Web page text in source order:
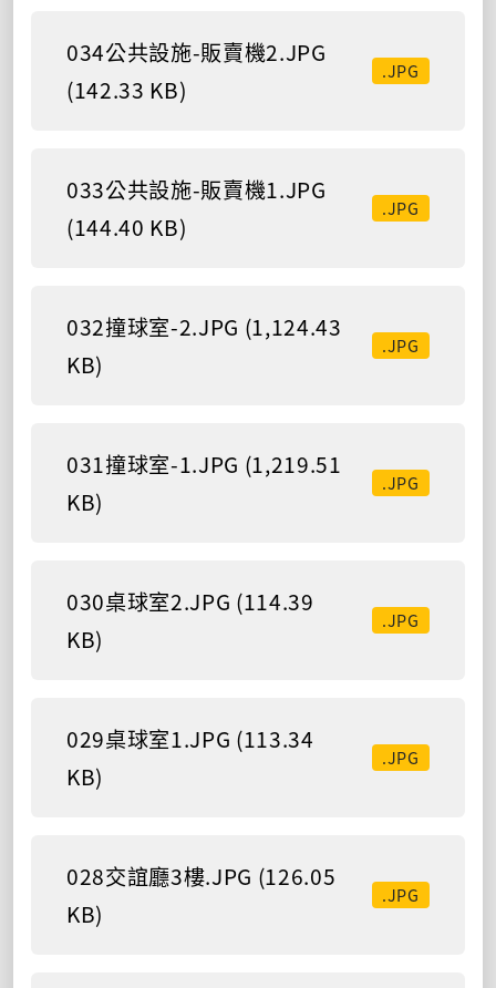
034公共設施-販賣機2.JPG
(142.33 KB)
.JPG
033公共設施-販賣機1.JPG
(144.40 KB)
.JPG
032撞球室-2.JPG (1,124.43
KB)
.JPG
031撞球室-1.JPG (1,219.51
KB)
.JPG
030桌球室2.JPG (114.39
KB)
.JPG
029桌球室1.JPG (113.34
KB)
.JPG
028交誼廳3樓.JPG (126.05
KB)
.JPG